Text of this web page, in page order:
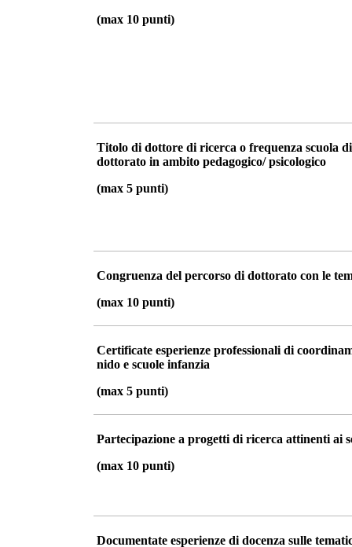
(max 10 punti)
Titolo di dottore di ricerca o frequenza scuola di
dottorato in ambito pedagogico/ psicologico
(max 5 punti)
Congruenza del percorso di dottorato con le
(max 10 punti)
Certificate esperienze professionali di
nido e scuole infanzia
(max 5 punti)
Partecipazione a progetti di ricerca attinenti ai
(max 10 punti)
Documentate esperienze di docenza sulle